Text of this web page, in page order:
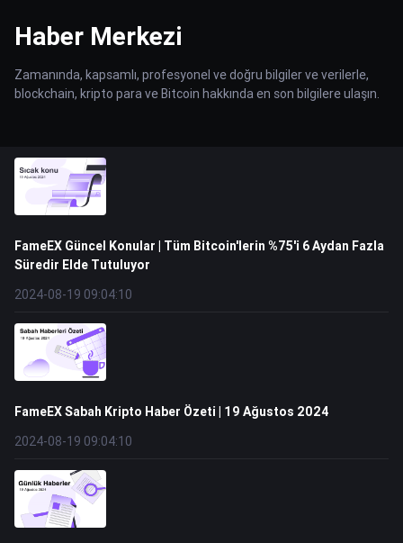
Haber Merkezi
Zamanında, kapsamlı, profesyonel ve doğru bilgiler ve verilerle,
blockchain, kripto para ve Bitcoin hakkında en son bilgilere ulaşın.
FameEX Güncel Konular | Tüm Bitcoin'lerin %75'i 6 Aydan Fazla
Süredir Elde Tutuluyor
2024-08-19 09:04:10
FameEX Sabah Kripto Haber Özeti | 19 Ağustos 2024
2024-08-19 09:04:10